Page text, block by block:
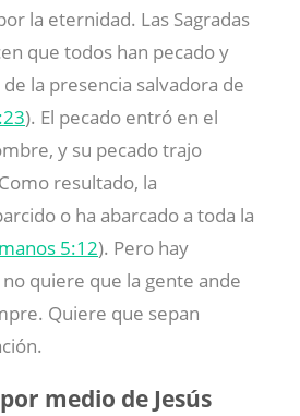
la eternidad. Las Sagradas
que todos han pecado y
la presencia salvadora de
). El pecado entró en el
y su pecado trajo
resultado, la
o ha abarcado a toda la
5:12). Pero hay
quiere que la gente ande
Quiere que sepan
medio de Jesús